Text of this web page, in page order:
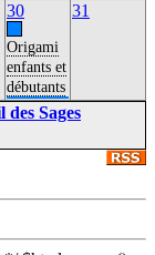
30
Origami
enfants et
débutants
31
des Sages